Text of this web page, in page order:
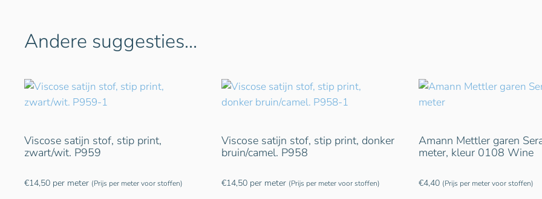
Andere suggesties…
Viscose satijn stof, stip print,
zwart/wit. P959
€14,50 per meter (Prijs per meter voor stoffen)
Viscose satijn stof, stip print, donker
bruin/camel. P958
€14,50 per meter (Prijs per meter voor stoffen)
Amann Mettler garen
meter, kleur 0108 Wine
€4,40 (Prijs per meter voor stoffen)